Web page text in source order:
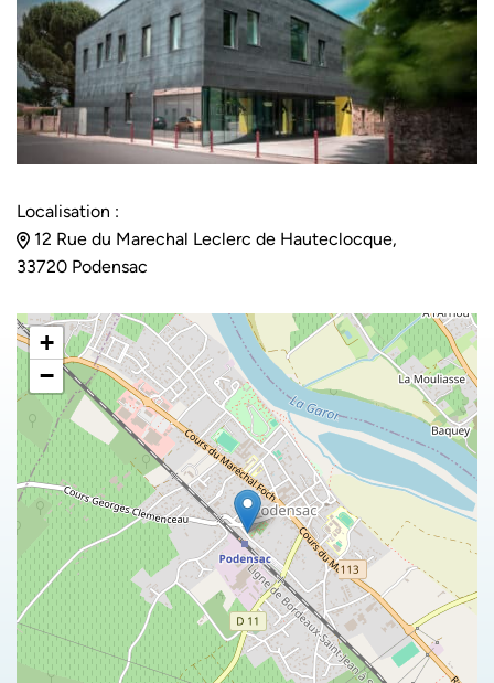
Localisation :
12 Rue du Marechal Leclerc de Hauteclocque,
33720 Podensac
+
−